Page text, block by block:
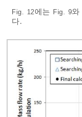
Fig. 12에는 Fig. 9와
다.